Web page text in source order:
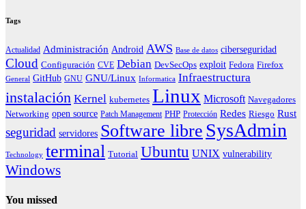
Tags
Actualidad Administración Android AWS Base de datos ciberseguridad
Cloud Configuración CVE Debian DevSecOps exploit Fedora Firefox
General GitHub GNU GNU/Linux Informatica Infraestructura
instalación Kernel kubernetes Linux Microsoft Navegadores
Networking open source Patch Management PHP Protección Redes Riesgo Rust
seguridad servidores Software libre SysAdmin
Technology terminal Tutorial Ubuntu UNIX vulnerability
Windows
You missed